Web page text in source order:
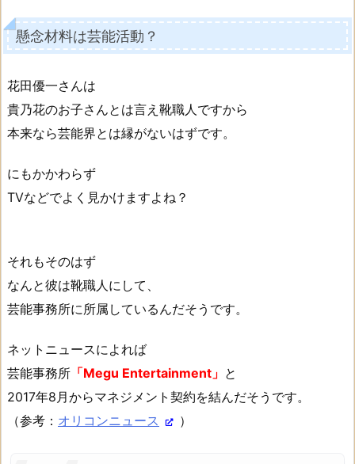
懸念材料は芸能活動？
花田優一さんは
貴乃花のお子さんとは言え靴職人ですから
本来なら芸能界とは縁がないはずです。
にもかかわらず
TVなどでよく見かけますよね？
それもそのはず
なんと彼は靴職人にして、
芸能事務所に所属しているんだそうです。
ネットニュースによれば
芸能事務所 「Megu Entertainment」 と
2017年8月からマネジメント契約を結んだそうです。
（参考： オリコンニュース ）